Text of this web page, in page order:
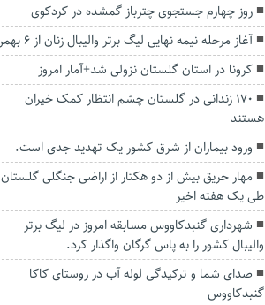
روز چهارم جستجوی چترباز گمشده در کردکوی
آغاز مرحله نیمه نهایی لیگ برتر والیبال زنان از ۶ بهمن
کرونا در استان گلستان نزولی شد+آمار امروز
۱۷۰ زندانی در گلستان چشم انتظار کمک خیران
هستند
ورود بیماران از شرق کشور یک تهدید جدی است.
مهار حریق بیش از دو هکتار از اراضی جنگلی گلستان
طی یک هفته اخیر
شهرداری گنبدکاووس مسابقه امروز در لیگ برتر
والیبال کشور را به پاس گرگان واگذار کرد.
صدای شما و ترکیدگی لوله آب در روستای کاکا
گنبدکاووس